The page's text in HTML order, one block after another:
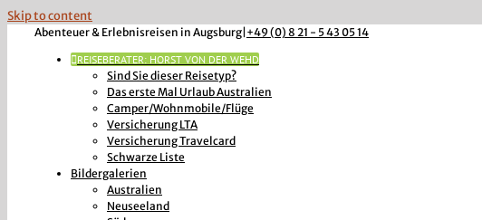
Skip to content
Abenteuer & Erlebnisreisen in Augsburg +49 (0) 8 21 - 5 43 05 14
REISEBERATER: HORST VON DER WEHD
Sind Sie dieser Reisetyp?
Das erste Mal Urlaub Australien
Camper/Wohnmobile/Flüge
Versicherung LTA
Versicherung Travelcard
Schwarze Liste
Bildergalerien
Australien
Neuseeland